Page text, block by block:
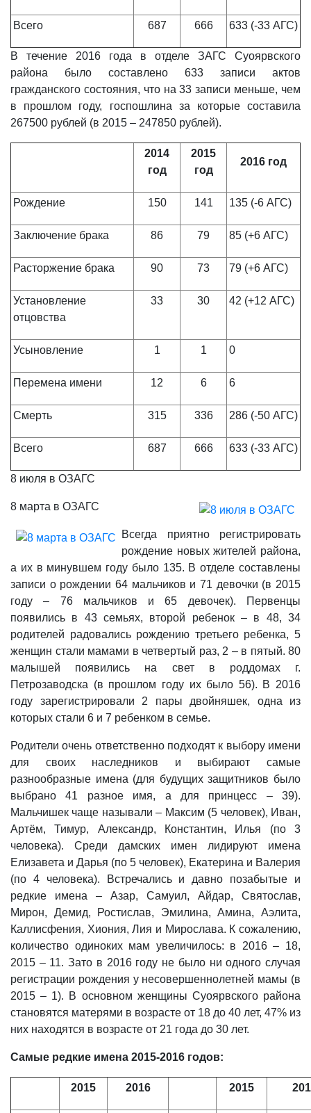
Всего 687 666 633 (-33 АГС)
В течение 2016 года в отделе ЗАГС Суоярвского
района было составлено 633 записи актов
гражданского состояния, что на 33 записи меньше, чем
в прошлом году, госпошлина за которые составила
267500 рублей (в 2015 – 247850 рублей).
2014
год
2015
год
2016 год
Рождение 150 141 135 (-6 АГС)
Заключение брака 86 79 85 (+6 АГС)
Расторжение брака 90 73 79 (+6 АГС)
Установление
отцовства
33 30 42 (+12 АГС)
Усыновление 1 1 0
Перемена имени 12 6 6
Смерть 315 336 286 (-50 АГС)
Всего 687 666 633 (-33 АГС)
8 июля в ОЗАГС
8 марта в ОЗАГС
Всегда приятно регистрировать
рождение новых жителей района,
а их в минувшем году было 135. В отделе составлены
записи о рождении 64 мальчиков и 71 девочки (в 2015
году – 76 мальчиков и 65 девочек). Первенцы
появились в 43 семьях, второй ребенок – в 48, 34
родителей радовались рождению третьего ребенка, 5
женщин стали мамами в четвертый раз, 2 – в пятый. 80
малышей появились на свет в роддомах г.
Петрозаводска (в прошлом году их было 56). В 2016
году зарегистрировали 2 пары двойняшек, одна из
которых стали 6 и 7 ребенком в семье.
Родители очень ответственно подходят к выбору имени
для своих наследников и выбирают самые
разнообразные имена (для будущих защитников было
выбрано 41 разное имя, а для принцесс – 39).
Мальчишек чаще называли – Максим (5 человек), Иван,
Артём, Тимур, Александр, Константин, Илья (по 3
человека). Среди дамских имен лидируют имена
Елизавета и Дарья (по 5 человек), Екатерина и Валерия
(по 4 человека). Встречались и давно позабытые и
редкие имена – Азар, Самуил, Айдар, Святослав,
Мирон, Демид, Ростислав, Эмилина, Амина, Аэлита,
Каллисфения, Хиония, Лия и Мирослава. К сожалению,
количество одиноких мам увеличилось: в 2016 – 18,
2015 – 11. Зато в 2016 году не было ни одного случая
регистрации рождения у несовершеннолетней мамы (в
2015 – 1). В основном женщины Суоярвского района
становятся матерями в возрасте от 18 до 40 лет, 47% из
них находятся в возрасте от 21 года до 30 лет.
Самые редкие имена 2015-2016 годов:
2015 2016 2015